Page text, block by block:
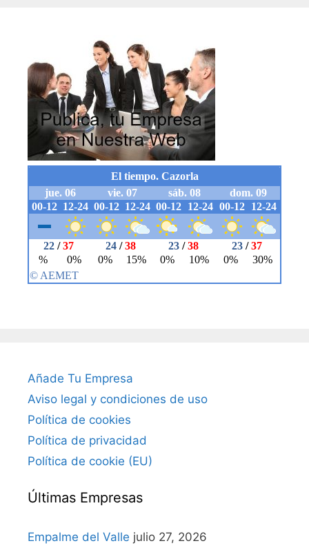
Añade Tu Empresa
Aviso legal y condiciones de uso
Política de cookies
Política de privacidad
Política de cookie (EU)
Últimas Empresas
Empalme del Valle julio 27, 2026